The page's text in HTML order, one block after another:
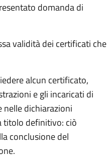
domanda di
validità dei certificati che
alcun certificato,
e gli incaricati di
dichiarazioni
titolo definitivo: ciò
conclusione del